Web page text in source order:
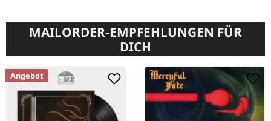
MAILORDER-EMPFEHLUNGEN FÜR
DICH
Angebot